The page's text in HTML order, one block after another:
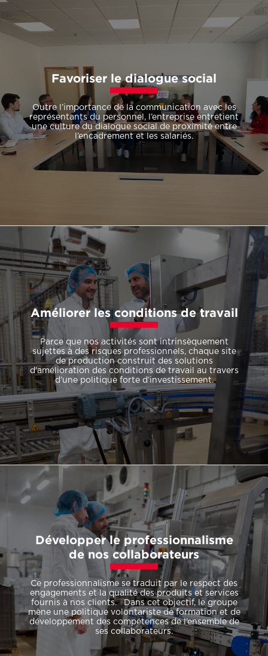
Favoriser le dialogue social
Outre l’importance de la communication avec les
représentants du personnel, l’entreprise entretient
une culture du dialogue social de proximité entre
l’encadrement et les salariés.
Améliorer les conditions de travail
Parce que nos activités sont intrinsèquement
sujettes à des risques professionnels, chaque site
de production construit des solutions
d’amélioration des conditions de travail au travers
d’une politique forte d’investissement.
Développer le professionnalisme
de nos collaborateurs
Ce professionnalisme se traduit par le respect des
engagements et la qualité des produits et services
fournis à nos clients. Dans cet objectif, le groupe
mène une politique volontariste de formation et de
développement des compétences de l’ensemble de
ses collaborateurs.